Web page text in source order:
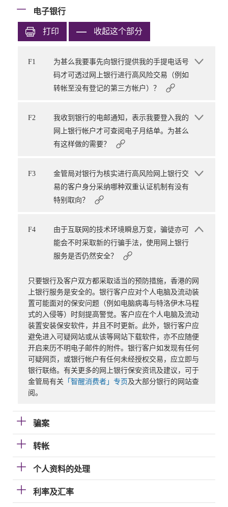
电子银行
打印 收起这个部分
F1
为甚么我要事先向银行提供我的手提电话号
码才可透过网上银行进行高风险交易（例如
转帐至没有登记的第三方帐户）？
F2
我收到银行的电邮通知，表示我要登入我的
网上银行帐户才可查阅电子月结单。为甚么
有这样做的需要？
F3
金管局对银行为核实进行高风险网上银行交
易的客户身分采纳哪种双重认证机制有没有
特别取向？
F4
由于互联网的技术环境瞬息万变，骗徒亦可
能会不时采取新的行骗手法，使用网上银行
服务是否仍然安全？
只要银行及客户双方都采取适当的预防措施，香港的网
上银行服务是安全的。银行客户应对个人电脑及流动装
置可能面对的保安问题（例如电脑病毒与特洛伊木马程
式的入侵等）时刻提高警觉。客户应在个人电脑及流动
装置安装保安软件，并且不时更新。此外，银行客户应
避免进入可疑网站或从该等网站下载软件，亦不应随便
开启来历不明电子邮件的附件。银行客户如发现有任何
可疑网页，或银行帐户有任何未经授权交易，应立即与
银行联络。有关更多的网上银行保安资讯及建议，可于
金管局有关 「智醒消费者」专页 及大部分银行的网站查
阅。
骗案
转帐
个人资料的处理
利率及汇率